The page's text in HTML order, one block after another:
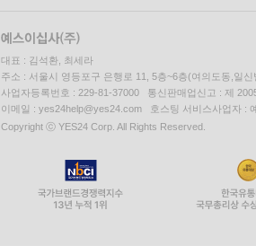
대표 : 김석환, 최세라
주소 : 서울시 영등포구 은행로 11, 5층~6층(여의도동,일신
사업자등록번호 : 229-81-37000 통신판매업신고 : 제
이메일 : yes24help@yes24.com 호스팅 서비스사업자 :
Copyright ⓒ YES24 Corp. All Rights Reserved.